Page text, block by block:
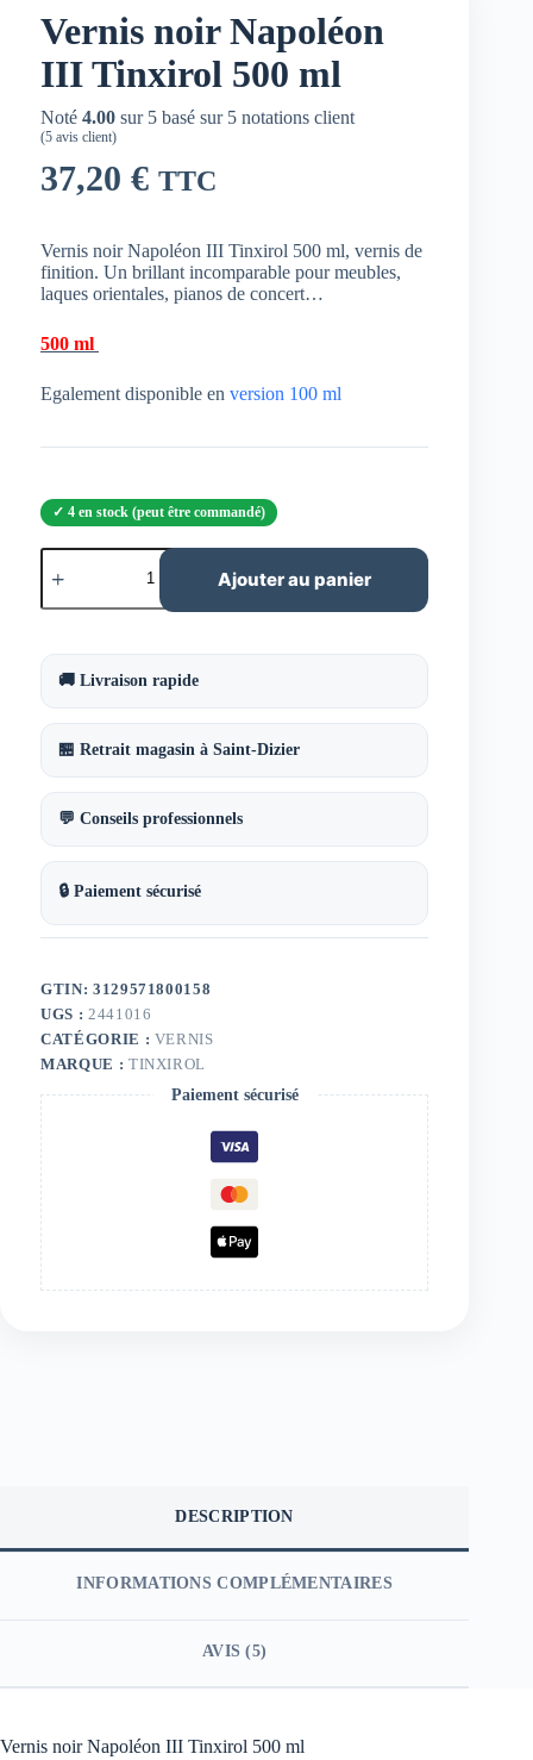
Vernis noir Napoléon
III Tinxirol 500 ml
Noté 4.00 sur 5 basé sur 5 notations client
(5 avis client)
37,20 € TTC
Vernis noir Napoléon III Tinxirol 500 ml, vernis de
finition. Un brillant incomparable pour meubles,
laques orientales, pianos de concert…
500 ml
Egalement disponible en version 100 ml
4 en stock (peut être commandé)
quantité
de
III
Tinxirol
500
Ajouter au panier
🚚 Livraison rapide
🏪 Retrait magasin à Saint-Dizier
💬 Conseils professionnels
🔒 Paiement sécurisé
GTIN: 3129571800158
UGS : 2441016
CATÉGORIE : VERNIS
MARQUE : TINXIROL
Paiement sécurisé
DESCRIPTION
INFORMATIONS COMPLÉMENTAIRES
AVIS (5)
Vernis noir Napoléon III Tinxirol 500 ml